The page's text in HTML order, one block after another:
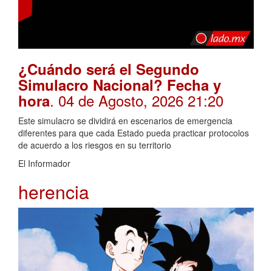
¿Cuándo será el Segundo
Simulacro Nacional? Fecha y
hora. 04 de Agosto, 2026 21:20
Este simulacro se dividirá en escenarios de emergencia
diferentes para que cada Estado pueda practicar protocolos
de acuerdo a los riesgos en su territorio
El Informador
herencia